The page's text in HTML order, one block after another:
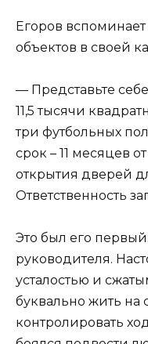
Егоров
объектов в своей
— Представьте
11,5 тысячи
три футбольных
срок – 11 месяцев
открытия дверей
Ответственность
Это был его
руководителя.
усталостью и
буквально жить на
контролировать